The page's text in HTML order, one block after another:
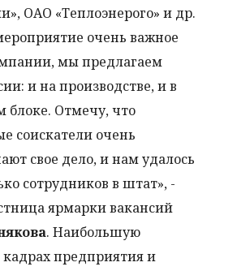
ОАО «Теплоэнерого» и др.
очень важное
мы предлагаем
и на производстве, и в
блоке. Отмечу, что
соискатели очень
свое дело, и нам удалось
сотрудников в штат», -
ярмарки вакансий
. Наибольшую
кадрах предприятия и